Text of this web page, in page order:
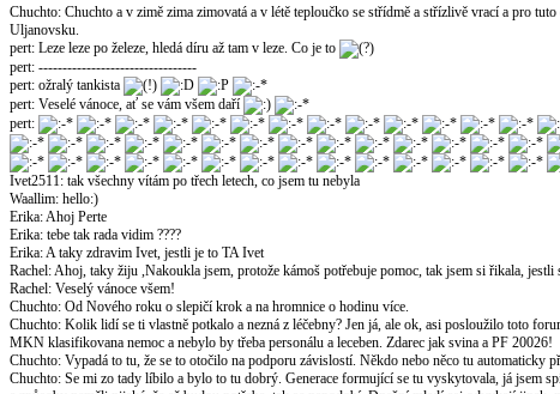
Chuchto: Chuchto a v zimě zima zimovatá a v létě teploučko se střídmě a střízlivě vrací a pro
Uljanovsku.
pert: Leze leze po železe, hledá díru až tam v leze. Co je to
pert: ---------------------------------
pert: ožralý tankista
pert: Veselé vánoce, ať se vám všem daří
pert:
Ivet2511: tak všechny vítám po třech letech, co jsem tu nebyla
Waallim: hello:)
Erika:Ahoj Perte
Erika: tebe tak rada vidim ????
Erika:A taky zdravim Ivet, jestli je to TA Ivet
Rachel:Ahoj, taky žiju ,Nakoukla jsem, protože kámoš potřebuje pomoc, tak jsem si řikala, jestli
Rachel: Veselý vánoce všem!
Chuchto: Od Nového roku o slepičí krok a na hromnice o hodinu více.
Chuchto: Kolik lidí se ti vlastně potkalo a nezná z léčebny? Jen já, ale ok, asi posloužilo toto
MKN klasifikovana nemoc a nebylo by třeba personálu a leceben. Zdarec jak svina a PF 20026!
Chuchto: Vypadá to tu, že se to otočilo na podporu závislostí. Někdo nebo něco tu automaticky
Chuchto: Se mi zo tady líbilo a bylo to tu dobrý. Generace formující se tu vyskytovala, já jsem